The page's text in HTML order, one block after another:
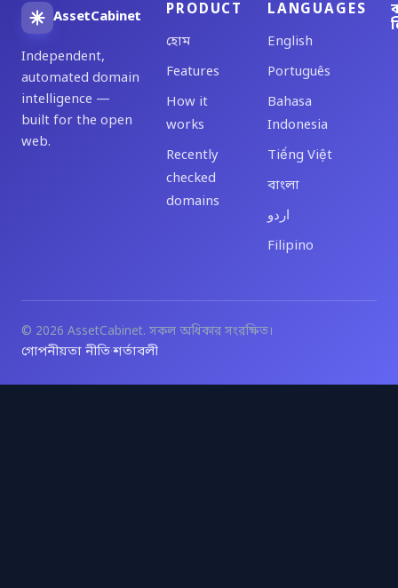
AssetCabinet
Independent,
automated domain
intelligence —
built for the open
web.
PRODUCT
হোম
Features
How it
works
Recently
checked
domains
LANGUAGES
English
Português
Bahasa
Indonesia
Tiếng Việt
বাংলা
اردو
Filipino
© 2026 AssetCabinet. সকল অধিকার সংরক্ষিত।
গোপনীয়তা নীতি·শর্তাবলী